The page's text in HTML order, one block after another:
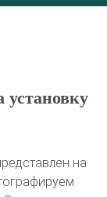
установку
на